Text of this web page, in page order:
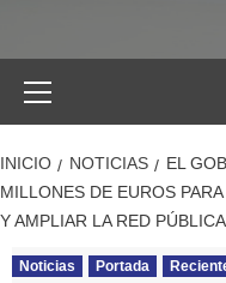
INICIO NOTICIAS
EL
MILLONES DE EUROS
Y AMPLIAR LA RED
Noticias Portada